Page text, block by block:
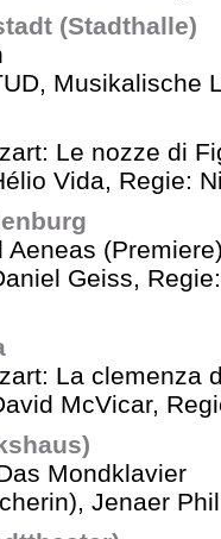
(Stadthalle)
Musikalische
Le nozze di
Vida, Regie:
Aeneas
Geiss,
La clemenza
McVicar,
Mondklavier
Jenaer